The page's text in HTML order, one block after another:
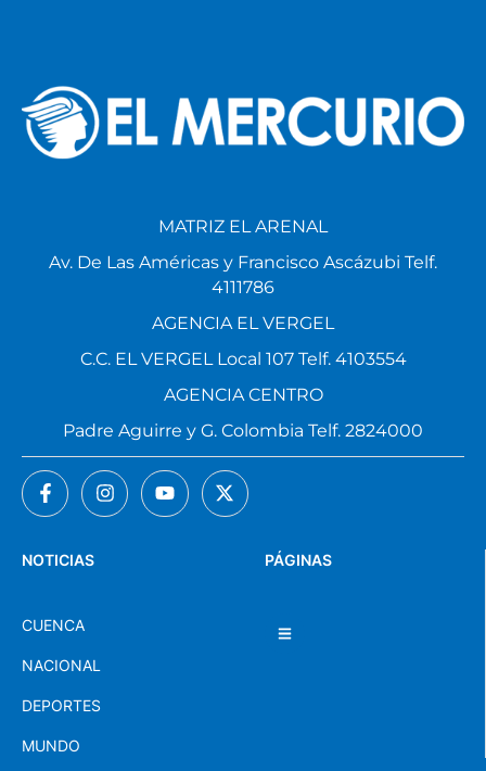
PÁGINAS
NOTICIAS
CUENCA
NACIONAL
DEPORTES
MUNDO
MATRIZ EL ARENAL
Av. De Las Américas y Francisco Ascázubi Telf.
4111786
AGENCIA EL VERGEL
C.C. EL VERGEL Local 107 Telf. 4103554
AGENCIA CENTRO
Padre Aguirre y G. Colombia Telf. 2824000